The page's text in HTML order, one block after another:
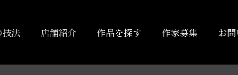
法 店舗紹介 作品を探す 作家募集 お